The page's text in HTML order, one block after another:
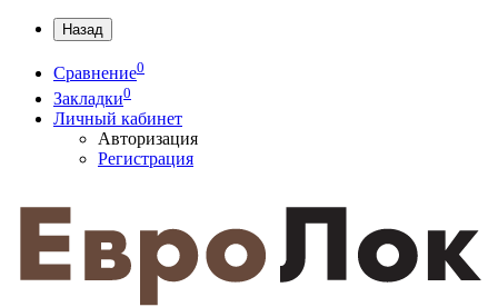
Назад
Сравнение0
Закладки0
Личный кабинет
Авторизация
Регистрация